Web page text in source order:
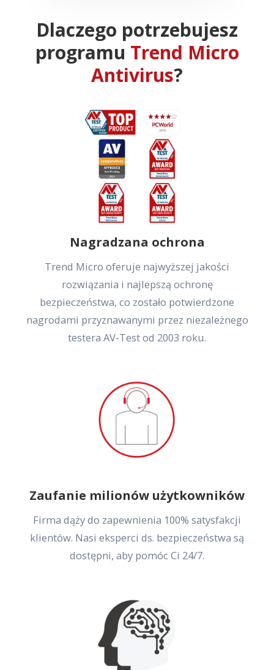
Dlaczego potrzebujesz
programu Trend Micro
Antivirus?
Nagradzana ochrona
Trend Micro oferuje najwyższej jakości
rozwiązania i najlepszą ochronę
bezpieczeństwa, co zostało potwierdzone
nagrodami przyznawanymi przez niezależnego
testera AV-Test od 2003 roku.
Zaufanie milionów użytkowników
Firma dąży do zapewnienia 100% satysfakcji
klientów. Nasi eksperci ds. bezpieczeństwa są
dostępni, aby pomóc Ci 24/7.